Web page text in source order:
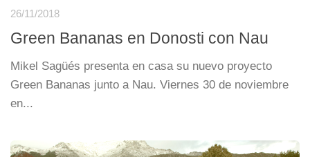
26/11/2018
Green Bananas en Donosti con Nau
Mikel Sagüés presenta en casa su nuevo proyecto
Green Bananas junto a Nau. Viernes 30 de noviembre
en...